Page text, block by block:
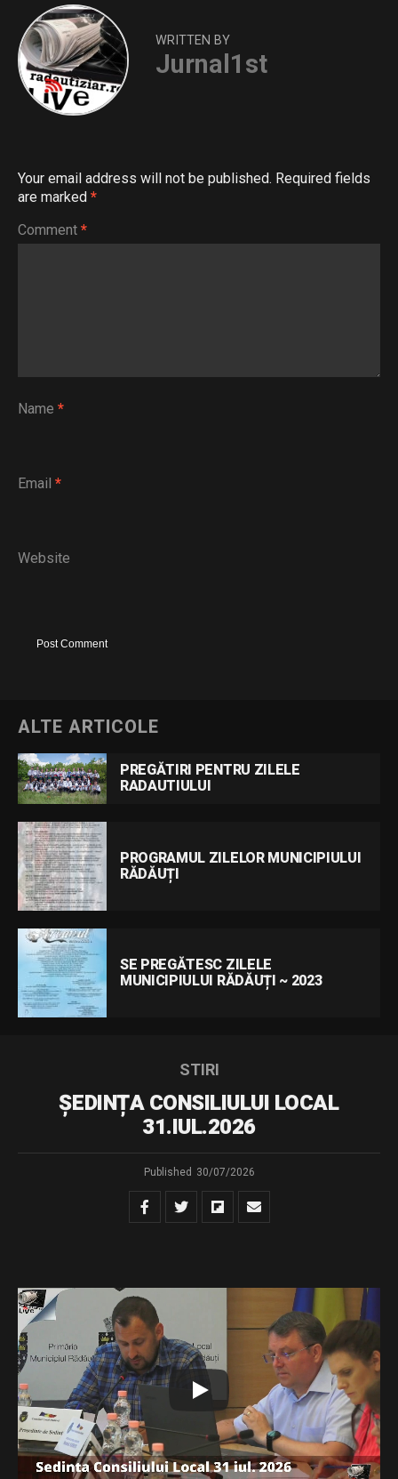
WRITTEN BY
Jurnal1st
Your email address will not be published. Required fields
are marked *
Comment *
Name *
Email *
Website
ALTE ARTICOLE
PREGĂTIRI PENTRU ZILELE
RADAUTIULUI
PROGRAMUL ZILELOR MUNICIPIULUI
RĂDĂUȚI
SE PREGĂTESC ZILELE
MUNICIPIULUI RĂDĂUȚI ~ 2023
STIRI
ȘEDINȚA CONSILIULUI LOCAL
31.IUL.2026
Published 30/07/2026
Dispozitie de convocare – sedinta extraordinara din
31.07.2026
Download
Distribuie și tu